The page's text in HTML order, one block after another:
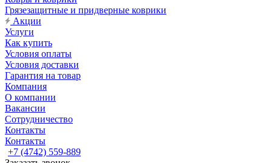
Грязезащитные и придверные коврики
Акции
Услуги
Как купить
Условия оплаты
Условия доставки
Гарантия на товар
Компания
О компании
Вакансии
Сотрудничество
Контакты
Контакты
+7 (4742) 559-889